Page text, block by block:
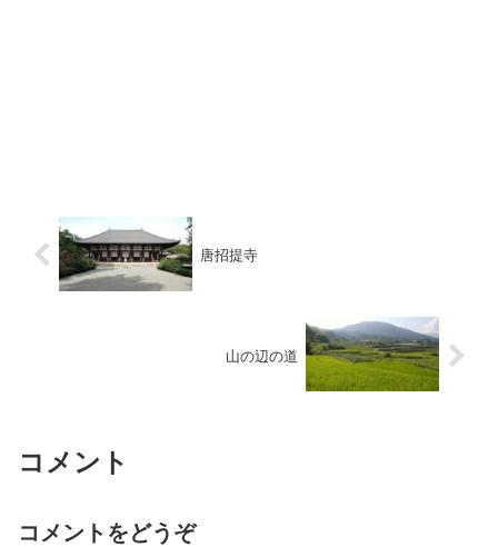
唐招提寺
山の辺の道
コメント
コメントをどうぞ